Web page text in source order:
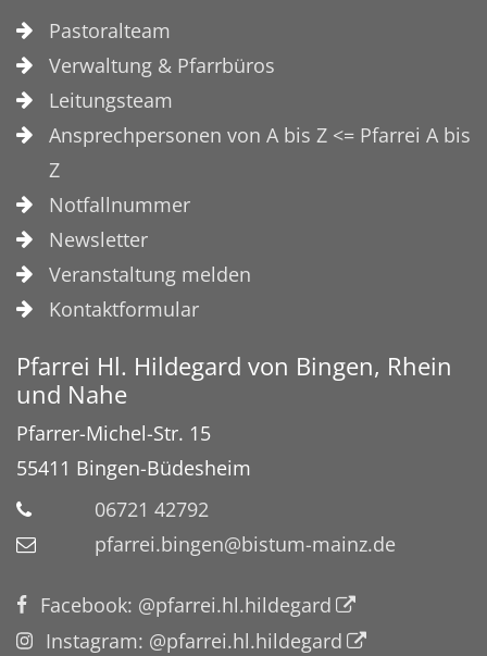
Pastoralteam
Verwaltung & Pfarrbüros
Leitungsteam
Ansprechpersonen von A bis Z <= Pfarrei A bis
Z
Notfallnummer
Newsletter
Veranstaltung melden
Kontaktformular
Pfarrei Hl. Hildegard von Bingen, Rhein
und Nahe
Pfarrer-Michel-Str. 15
55411 Bingen-Büdesheim
06721 42792
pfarrei.bingen@bistum-mainz.de
Facebook: @pfarrei.hl.hildegard
Instagram: @pfarrei.hl.hildegard